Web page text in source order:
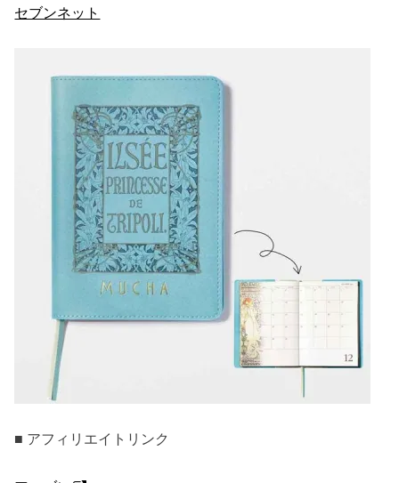
セブンネット
■ アフィリエイトリンク